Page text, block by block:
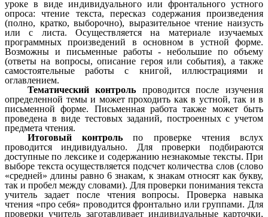
уроке в виде индивидуального или фронтального устного
опроса: чтение текста, пересказ содержания произведения
(полно, кратко, выборочно), выразительное чтение наизусть
или с листа. Осуществляется на материале изучаемых
программных произведений в основном в устной форме.
Возможны и письменные работы - небольшие по объему
(ответы на вопросы, описание героя или события), а также
самостоятельные работы с книгой, иллюстрациями и
оглавлением.
Тематический контроль проводится после изучения
определенной темы и может проходить как в устной, так и в
письменной форме. Письменная работа также может быть
проведена в виде тестовых заданий, построенных с учетом
предмета чтения.
Итоговый контроль по проверке чтения вслух
проводится индивидуально. Для проверки подбираются
доступные по лексике и содержанию незнакомые тексты. При
выборе текста осуществляется подсчет количества слов (слово
«средней» длины равно 6 знакам, к знакам относят как букву,
так и пробел между словами). Для проверки понимания текста
учитель задает после чтения вопросы. Проверка навыка
чтения «про себя» проводится фронтально или группами. Для
проверки учитель заготавливает индивидуальные карточки,